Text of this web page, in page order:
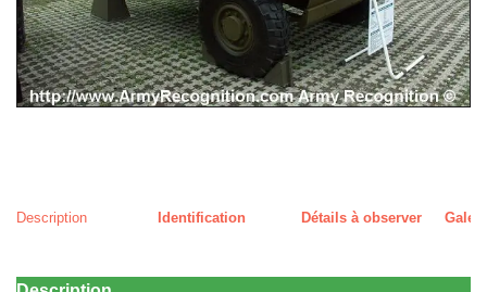
Description Identification Détails à observer